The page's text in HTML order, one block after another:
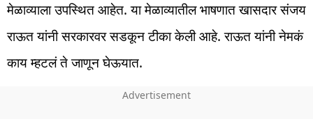
मेळाव्याला उपस्थित आहेत. या मेळाव्यातील भाषणात खासदार संजय
राऊत यांनी सरकारवर सडकून टीका केली आहे. राऊत यांनी नेमकं
काय म्हटलं ते जाणून घेऊयात.